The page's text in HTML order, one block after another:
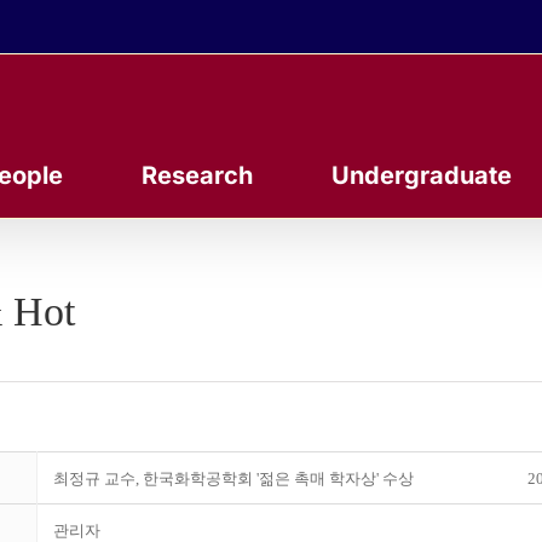
Research Undergraduate
Hot
최정규 교수, 한국화학공학회 '젊은 촉매 학자상' 수상
관리자